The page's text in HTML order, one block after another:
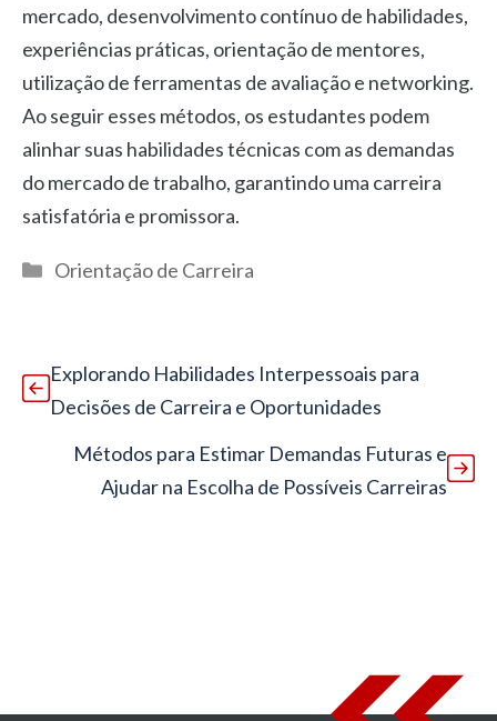
mercado, desenvolvimento contínuo de habilidades,
experiências práticas, orientação de mentores,
utilização de ferramentas de avaliação e networking.
Ao seguir esses métodos, os estudantes podem
alinhar suas habilidades técnicas com as demandas
do mercado de trabalho, garantindo uma carreira
satisfatória e promissora.
Categorias
Orientação de Carreira
Explorando Habilidades Interpessoais para
Decisões de Carreira e Oportunidades
Métodos para Estimar Demandas Futuras e
Ajudar na Escolha de Possíveis Carreiras